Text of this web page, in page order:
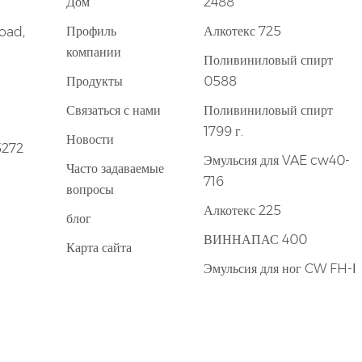
Профиль
компании
Продукты
Связаться с нами
Новости
Часто задаваемые
вопросы
блог
Карта сайта
Алкотекс 725
Поливиниловый спирт
0588
Поливиниловый спирт
1799 г.
Эмульсия для VAE cw40-
716
Алкотекс 225
ВИННАПАС 400
Эмульсия для ног CW FH-Ⅰ